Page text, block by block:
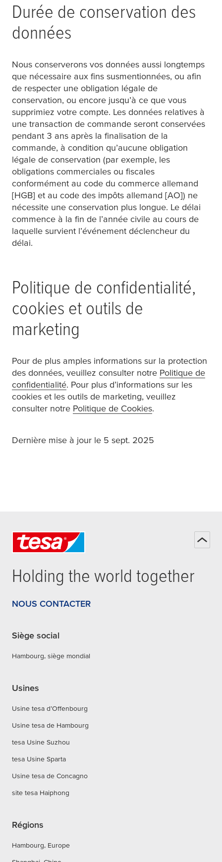
Durée de conservation des
données
Nous conserverons vos données aussi longtemps
que nécessaire aux fins susmentionnées, ou afin
de respecter une obligation légale de
conservation, ou encore jusqu’à ce que vous
supprimiez votre compte. Les données relatives à
une transaction de commande seront conservées
pendant 3 ans après la finalisation de la
commande, à condition qu’aucune obligation
légale de conservation (par exemple, les
obligations commerciales ou fiscales
conformément au code du commerce allemand
[HGB] et au code des impôts allemand [AO]) ne
nécessite une conservation plus longue. Le délai
commence à la fin de l’année civile au cours de
laquelle survient l’événement déclencheur du
délai.
Politique de confidentialité,
cookies et outils de
marketing
Pour de plus amples informations sur la protection
des données, veuillez consulter notre Politique de
confidentialité. Pour plus d’informations sur les
cookies et les outils de marketing, veuillez
consulter notre Politique de Cookies.
Dernière mise à jour le 5 sept. 2025
Holding the world together
NOUS CONTACTER
Siège social
Hambourg, siège mondial
Usines
Usine tesa d’Offenbourg
Usine tesa de Hambourg
tesa Usine Suzhou
tesa Usine Sparta
Usine tesa de Concagno
site tesa Haiphong
Régions
Hambourg, Europe